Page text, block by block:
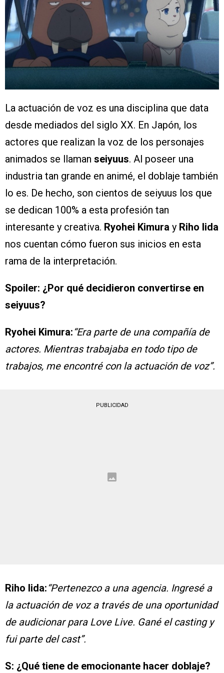
La actuación de voz es una disciplina que data
desde mediados del siglo XX. En Japón, los
actores que realizan la voz de los personajes
animados se llaman seiyuus. Al poseer una
industria tan grande en animé, el doblaje también
lo es. De hecho, son cientos de seiyuus los que
se dedican 100% a esta profesión tan
interesante y creativa. Ryohei Kimura y Riho Iida
nos cuentan cómo fueron sus inicios en esta
rama de la interpretación.
Spoiler: ¿Por qué decidieron convertirse en
seiyuus?
Ryohei Kimura:“Era parte de una compañía de
actores. Mientras trabajaba en todo tipo de
trabajos, me encontré con la actuación de voz”.
PUBLICIDAD
Riho Iida:“Pertenezco a una agencia. Ingresé a
la actuación de voz a través de una oportunidad
de audicionar para Love Live. Gané el casting y
fui parte del cast”.
S: ¿Qué tiene de emocionante hacer doblaje?